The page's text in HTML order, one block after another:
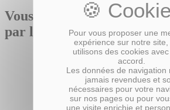
Pour vous proposer une
expérience sur notre
utilisons des cookies
accord.
Les données de navigation
jamais revendues et
nécessaires pour votre
sur nos pages ou pour
une visite enrichie et
Vous pourriez également
par le(s) produit(s)